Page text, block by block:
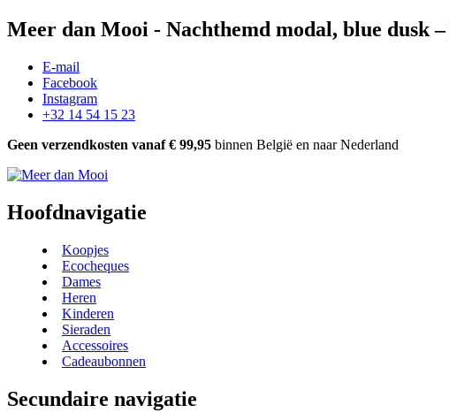
Meer dan Mooi - Nachthemd modal, blue dusk
E-mail
Facebook
Instagram
+32 14 54 15 23
Geen verzendkosten vanaf € 99,95 binnen België en naar Nederland
Hoofdnavigatie
Koopjes
Ecocheques
Dames
Heren
Kinderen
Sieraden
Accessoires
Cadeaubonnen
Secundaire navigatie